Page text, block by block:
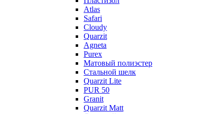
Atlas
Safari
Cloudy
Quarzit
Agneta
Purex
Матовый полиэстер
Стальной шелк
Quarzit Lite
PUR 50
Granit
Quarzit Matt